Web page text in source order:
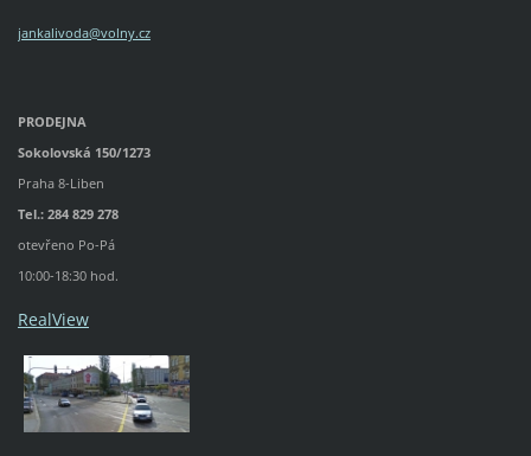
jankalivoda@volny.cz
PRODEJNA
Sokolovská 150/1273
Praha 8-Liben
Tel.: 284 829 278
otevřeno Po-Pá
10:00-18:30 hod.
RealView